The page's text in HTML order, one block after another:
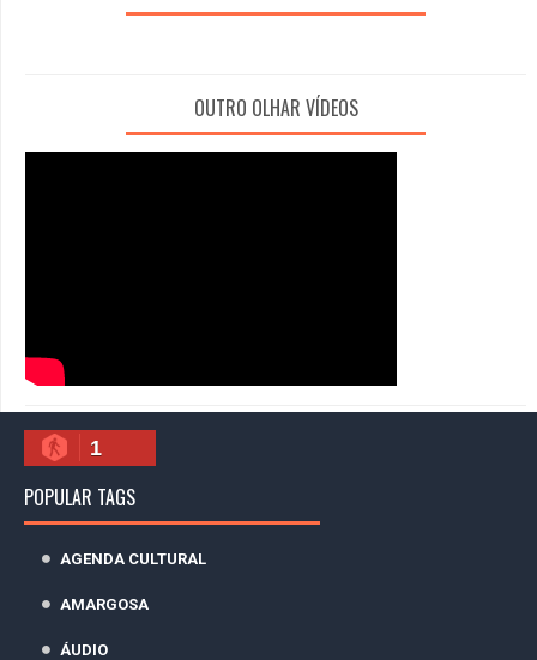
OUTRO OLHAR VÍDEOS
1
POPULAR TAGS
AGENDA CULTURAL
AMARGOSA
ÁUDIO